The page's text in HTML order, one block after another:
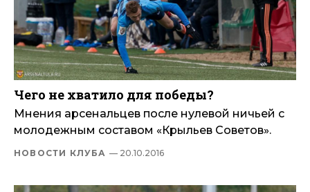
Чего не хватило для победы?
Мнения арсенальцев после нулевой ничьей с
молодежным составом «Крыльев Советов».
НОВОСТИ КЛУБА — 20.10.2016